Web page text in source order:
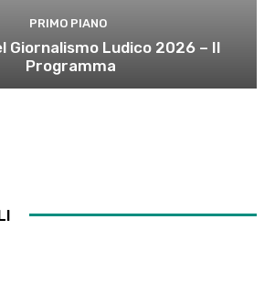
PRIMO PIANO
Giornalismo Ludico 2026 – Il
Programma